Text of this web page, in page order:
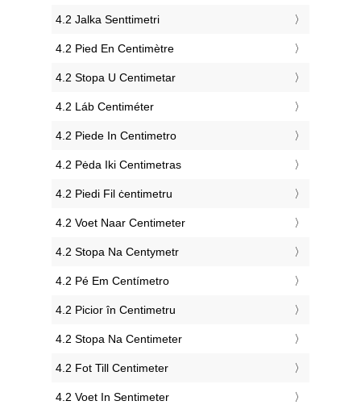
‎4.2 Jalka Senttimetri
‎4.2 Pied En Centimètre
‎4.2 Stopa U Centimetar
‎4.2 Láb Centiméter
‎4.2 Piede In Centimetro
‎4.2 Pėda Iki Centimetras
‎4.2 Piedi Fil ċentimetru
‎4.2 Voet Naar Centimeter
‎4.2 Stopa Na Centymetr
‎4.2 Pé Em Centímetro
‎4.2 Picior în Centimetru
‎4.2 Stopa Na Centimeter
‎4.2 Fot Till Centimeter
‎4.2 Voet In Sentimeter